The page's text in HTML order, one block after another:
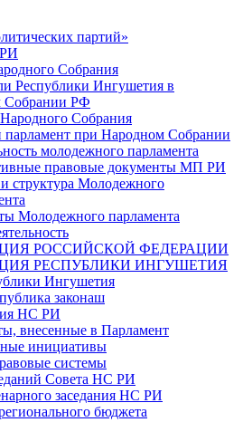
партий»
Собрания
Республики Ингушетия в
Собрании РФ
Собрания
при Народном Собрании
молодежного парламента
правовые документы МП РИ
структура Молодежного
Молодежного парламента
РОССИЙСКОЙ ФЕДЕРАЦИИ
РЕСПУБЛИКИ ИНГУШЕТИЯ
Ингушетия
законаш
НС РИ
внесенные в Парламент
инициативы
системы
Совета НС РИ
заседания НС РИ
бюджета